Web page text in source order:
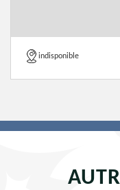
indisponible